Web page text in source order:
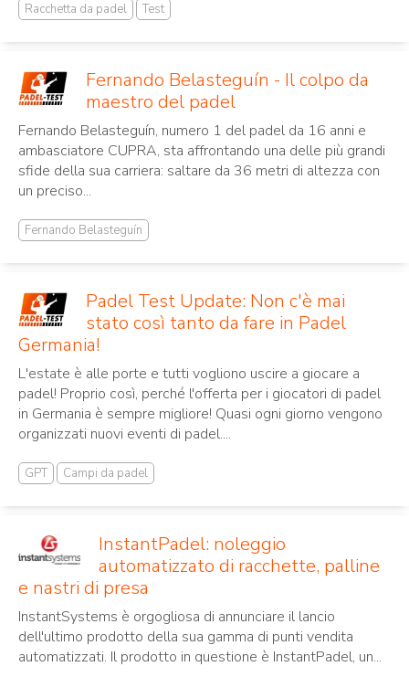
Racchetta da padel Test
Fernando Belasteguín - Il colpo da
maestro del padel
Fernando Belasteguín, numero 1 del padel da 16 anni e
ambasciatore CUPRA, sta affrontando una delle più grandi
sfide della sua carriera: saltare da 36 metri di altezza con
un preciso...
Fernando Belasteguín
Padel Test Update: Non c'è mai
stato così tanto da fare in Padel
Germania!
L'estate è alle porte e tutti vogliono uscire a giocare a
padel! Proprio così, perché l'offerta per i giocatori di padel
in Germania è sempre migliore! Quasi ogni giorno vengono
organizzati nuovi eventi di padel....
GPT Campi da padel
InstantPadel: noleggio
automatizzato di racchette, palline
e nastri di presa
InstantSystems è orgogliosa di annunciare il lancio
dell'ultimo prodotto della sua gamma di punti vendita
automatizzati. Il prodotto in questione è InstantPadel, un...